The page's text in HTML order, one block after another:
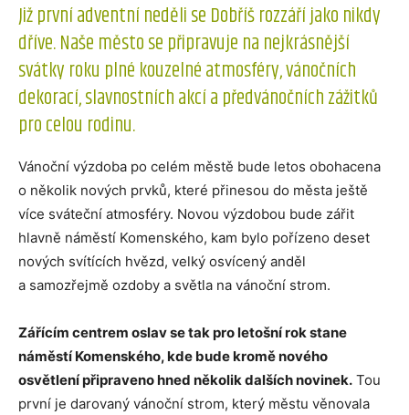
Již první adventní neděli se Dobříš rozzáří jako nikdy
dříve. Naše město se připravuje na nejkrásnější
svátky roku plné kouzelné atmosféry, vánočních
dekorací, slavnostních akcí a předvánočních zážitků
pro celou rodinu.
Vánoční výzdoba po celém městě bude letos obohacena
o několik nových prvků, které přinesou do města ještě
více sváteční atmosféry. Novou výzdobou bude zářit
hlavně náměstí Komenského, kam bylo pořízeno deset
nových svítících hvězd, velký osvícený anděl
a samozřejmě ozdoby a světla na vánoční strom.
Zářícím centrem oslav se tak pro letošní rok stane
náměstí Komenského, kde bude kromě nového
osvětlení připraveno hned několik dalších novinek. Tou
první je darovaný vánoční strom, který městu věnovala